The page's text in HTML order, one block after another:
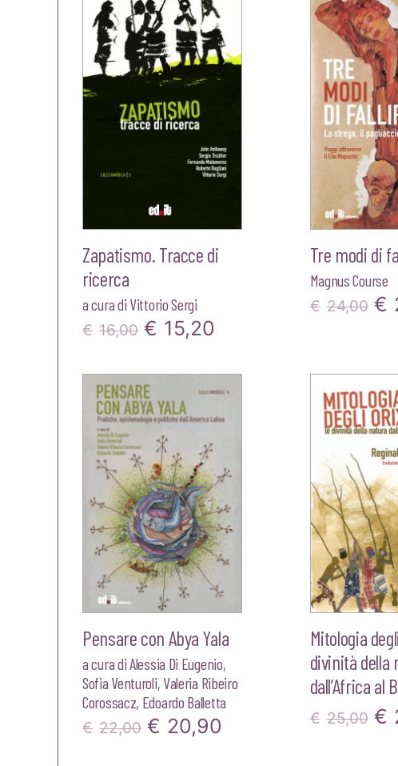
Zapatismo. Tracce di
ricerca
a cura di Vittorio Sergi
€ 16,00 Il
originale
era:
€16,00.
€ 15,20
attuale
è:
Tre modi di
Magnus Course
€ 24,00 Il
€
Pensare con Abya Yala
a cura diAlessia Di Eugenio,
Sofia Venturoli, Valeria Ribeiro
Corossacz, Edoardo Balletta
€ 22,00 Il
€ 20,90
Mitologia
divinità della
dall’Africa al
€ 25,00 Il
€